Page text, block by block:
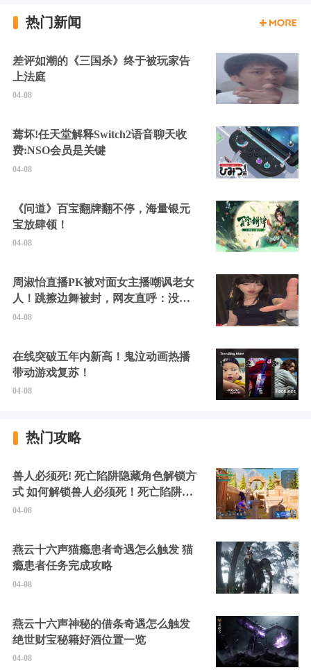
热门新闻
差评如潮的《三国杀》终于被玩家告
上法庭
04-08
蔫坏!任天堂解释Switch2语音聊天收
费:NSO会员是关键
04-08
《问道》百宝翻牌翻不停，海量银元
宝放肆领！
04-08
周淑怡直播PK被对面女主播嘲讽老女
人！跳擦边舞被封，网友直呼：没边
硬擦封的好！
04-08
在线突破五年内新高！鬼泣动画热播
带动游戏复苏！
04-08
热门攻略
兽人必须死! 死亡陷阱隐藏角色解锁方
式 如何解锁兽人必须死！死亡陷阱中
的隐藏角色
04-08
燕云十六声猫瘾患者奇遇怎么触发 猫
瘾患者任务完成攻略
04-08
燕云十六声神秘的借条奇遇怎么触发
绝世财宝秘籍好酒位置一览
04-08